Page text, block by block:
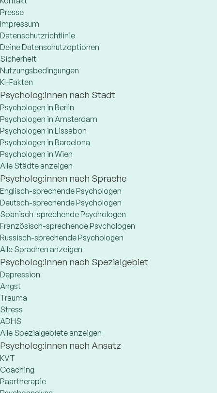
Presse
Impressum
Datenschutzrichtlinie
Deine Datenschutzoptionen
Sicherheit
Nutzungsbedingungen
KI-Fakten
Psycholog:innen nach Stadt
Psychologen in Berlin
Psychologen in Amsterdam
Psychologen in Lissabon
Psychologen in Barcelona
Psychologen in Wien
Alle Städte anzeigen
Psycholog:innen nach Sprache
Englisch-sprechende Psychologen
Deutsch-sprechende Psychologen
Spanisch-sprechende Psychologen
Französisch-sprechende Psychologen
Russisch-sprechende Psychologen
Alle Sprachen anzeigen
Psycholog:innen nach Spezialgebiet
Depression
Angst
Trauma
Stress
ADHS
Alle Spezialgebiete anzeigen
Psycholog:innen nach Ansatz
KVT
Coaching
Paartherapie